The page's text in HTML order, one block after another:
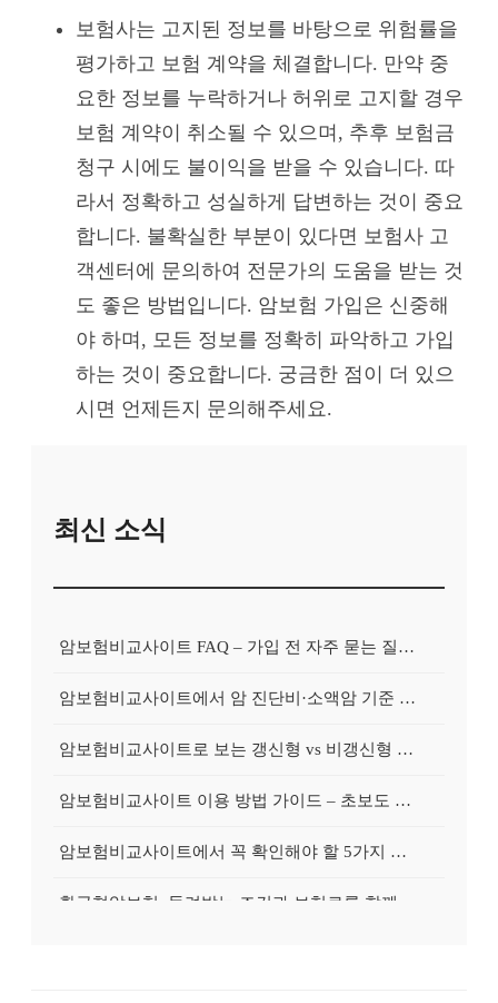
보험사는 고지된 정보를 바탕으로 위험률을
평가하고 보험 계약을 체결합니다. 만약 중
요한 정보를 누락하거나 허위로 고지할 경우
보험 계약이 취소될 수 있으며, 추후 보험금
청구 시에도 불이익을 받을 수 있습니다. 따
라서 정확하고 성실하게 답변하는 것이 중요
합니다. 불확실한 부분이 있다면 보험사 고
객센터에 문의하여 전문가의 도움을 받는 것
도 좋은 방법입니다. 암보험 가입은 신중해
야 하며, 모든 정보를 정확히 파악하고 가입
하는 것이 중요합니다. 궁금한 점이 더 있으
시면 언제든지 문의해주세요.
최신 소식
암보험비교사이트 FAQ – 가입 전 자주 묻는 질문 정리
암보험비교사이트에서 암 진단비·소액암 기준 제대로 비교하기
암보험비교사이트로 보는 갱신형 vs 비갱신형 암보험 차이
암보험비교사이트 이용 방법 가이드 – 초보도 쉽게 비교하는 순서
암보험비교사이트에서 꼭 확인해야 할 5가지 비교 포인트